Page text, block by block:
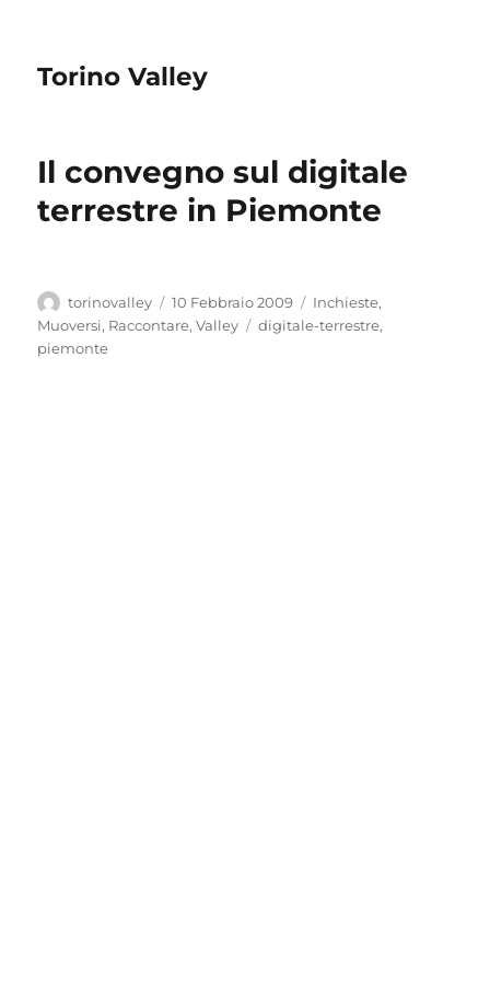
Torino Valley
Il convegno sul digitale
terrestre in Piemonte
Autore
torinovalley
Pubblicato
il
10 Febbraio 2009 Categorie
Inchieste,
Muoversi, Raccontare,Valley Tag
digitale-terrestre,
piemonte